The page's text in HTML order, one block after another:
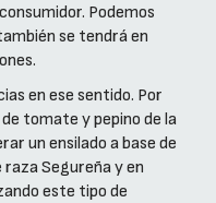
Podemos
se tendrá en
en ese sentido. Por
tomate y pepino de la
un ensilado a base de
raza Segureña y en
este tipo de